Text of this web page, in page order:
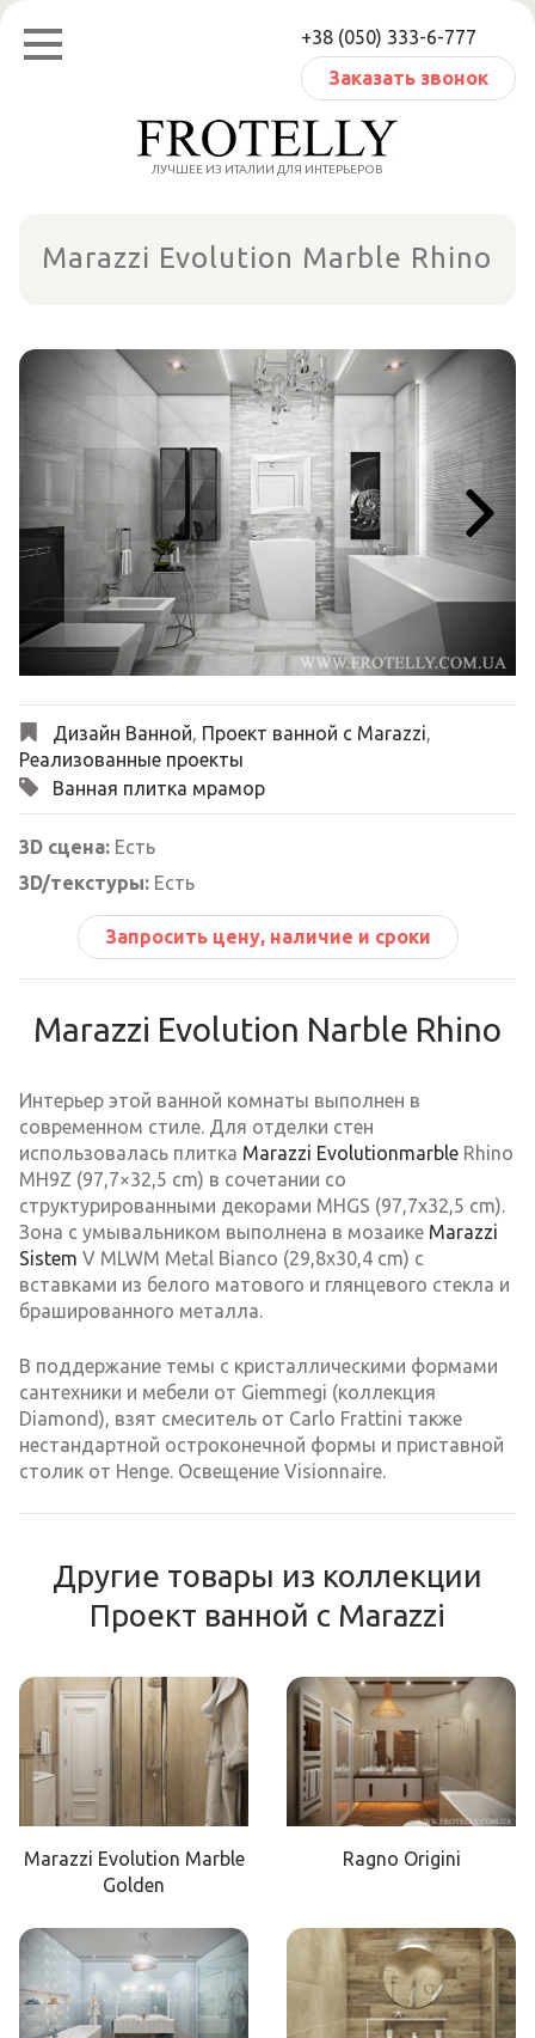
Перейти
содержанию
+38 (050) 333-6-777
Заказать звонок
ЛУЧШЕЕ ИЗ ИТАЛИИ ДЛЯ ИНТЕРЬЕРОВ
Marazzi Evolution Marble Rhino
Next
Дизайн Ванной, Проект ванной с Marazzi,
Реализованные проекты
Ванная плитка мрамор
3D сцена: Есть
3D/текстуры: Есть
Запросить цену, наличие и сроки
Marazzi Evolution Narble Rhino
Интерьер этой ванной комнаты выполнен в
современном стиле. Для отделки стен
использовалась плитка Marazzi Evolutionmarble Rhino
MH9Z (97,7×32,5 cm) в сочетании со
структурированными декорами MHGS (97,7х32,5 cm).
Зона с умывальником выполнена в мозаике Marazzi
Sistem V MLWM Metal Bianco (29,8х30,4 cm) с
вставками из белого матового и глянцевого стекла и
брашированного металла.
В поддержание темы с кристаллическими формами
сантехники и мебели от Giemmegi (коллекция
Diamond), взят смеситель от Carlo Frattini также
нестандартной остроконечной формы и приставной
столик от Henge. Освещение Visionnaire.
Другие товары из коллекции
Проект ванной с Marazzi
Marazzi Evolution Marble
Golden
Ragno Origini